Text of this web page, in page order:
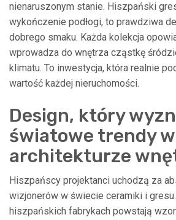
nienaruszonym stanie. Hiszpański
wykończenie podłogi, to prawdziwa
dobrego smaku. Każda kolekcja
wprowadza do wnętrza cząstkę
klimatu. To inwestycja, która realnie
wartość każdej nieruchomości.
Design, który
światowe trendy w
architekturze
Hiszpańscy projektanci uchodzą za
wizjonerów w świecie ceramiki i gresu.
hiszpańskich fabrykach powstają